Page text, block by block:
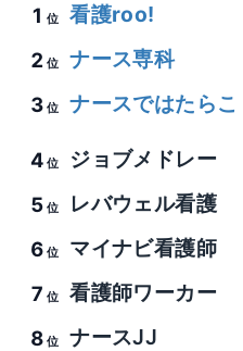
1 位 看護roo!
2 位 ナース専科
3 位 ナースではたらこ
4 位 ジョブメドレー
5 位 レバウェル看護
6 位 マイナビ看護師
7 位 看護師ワーカー
8 位 ナースJJ